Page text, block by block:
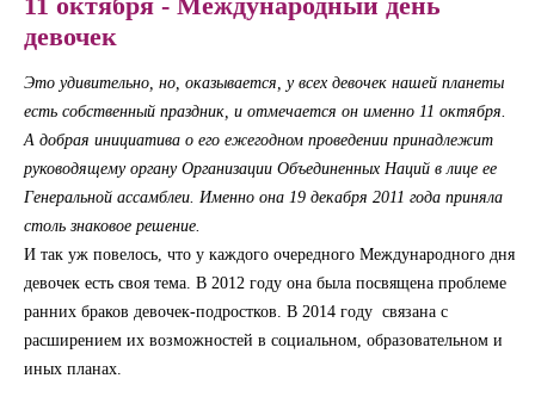
девочек
Это удивительно, но, оказывается, у всех девочек нашей планеты
есть собственный праздник, и отмечается он именно 11 октября.
А добрая инициатива о его ежегодном проведении принадлежит
руководящему органу Организации Объединенных Наций в лице ее
Генеральной ассамблеи. Именно она 19 декабря 2011 года приняла
столь знаковое решение.
И так уж повелось, что у каждого очередного Международного дня
девочек есть своя тема. В 2012 году она была посвящена проблеме
ранних браков девочек-подростков. В 2014 году связана с
расширением их возможностей в социальном, образовательном и
иных планах.